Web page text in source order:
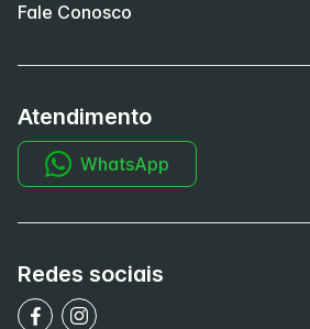
Fale Conosco
Atendimento
WhatsApp
Redes sociais